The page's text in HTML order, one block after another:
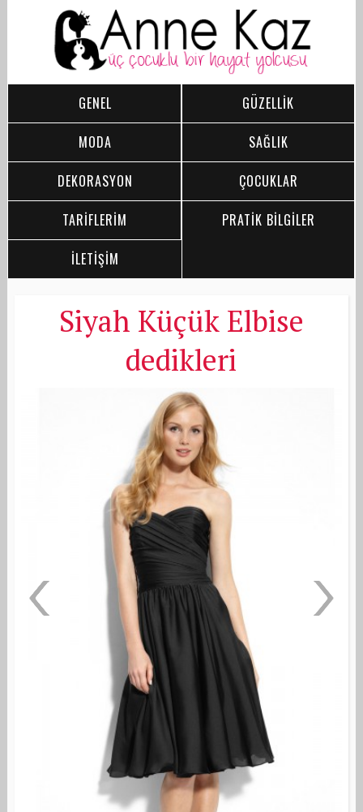
GENEL
GÜZELLİK
MODA
SAĞLIK
DEKORASYON
ÇOCUKLAR
TARİFLERİM
PRATİK BİLGİLER
İLETİŞİM
Siyah Küçük Elbise
dedikleri